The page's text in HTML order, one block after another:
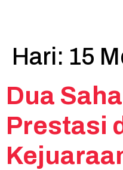
Hari: 15
Dua
Prestasi